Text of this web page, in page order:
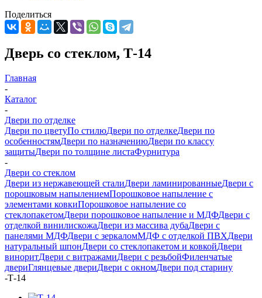
Поделиться
Дверь со стеклом, Т-14
Главная
-
Каталог
-
Двери по отделке
Двери по цветуПо стилюДвери по отделкеДвери по
особенностямДвери по назначениюДвери по классу
защитыДвери по толщине листаФурнитура
-
Двери со стеклом
Двери из нержавеющей сталиДвери ламинированныеДвери с
порошковым напылениемПорошковое напыление с
элементами ковкиПорошковое напыление со
стеклопакетомДвери порошковое напыление и МДФДвери с
отделкой винилискожаДвери из массива дубаДвери с
панелями МДФДвери с зеркаломМДФ с отделкой ПВХДвери
натуральный шпонДвери со стеклопакетом и ковкойДвери
виноритДвери с витражамиДвери с резьбойФиленчатые
двериГлянцевые двериДвери с окномДвери под старину
-Т-14